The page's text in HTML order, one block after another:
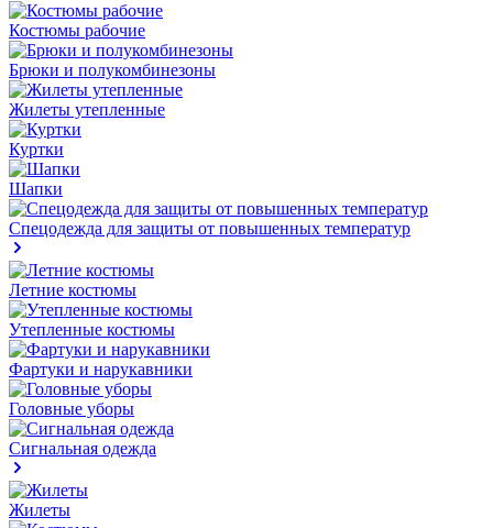
Костюмы рабочие
Брюки и полукомбинезоны
Жилеты утепленные
Куртки
Шапки
Спецодежда для защиты от повышенных температур
Летние костюмы
Утепленные костюмы
Фартуки и нарукавники
Головные уборы
Сигнальная одежда
Жилеты